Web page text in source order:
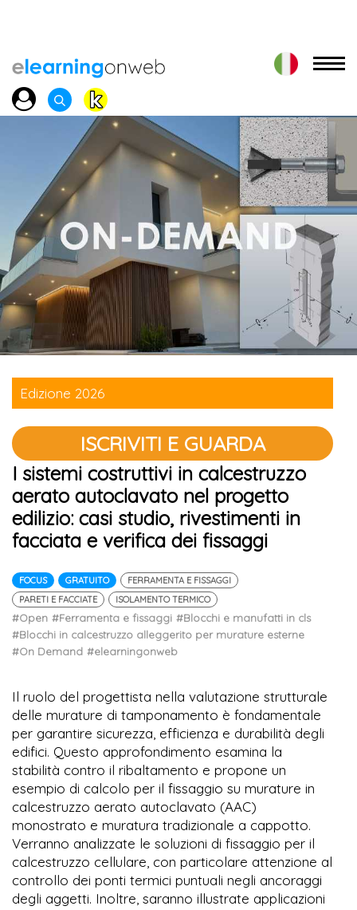
Edizione 2026
ISCRIVITI E GUARDA
I sistemi costruttivi in calcestruzzo
aerato autoclavato nel progetto
edilizio: casi studio, rivestimenti in
facciata e verifica dei fissaggi
FOCUS GRATUITO
FERRAMENTA E FISSAGGI
PARETI E FACCIATE
ISOLAMENTO TERMICO
#Open #Ferramenta e fissaggi #Blocchi e manufatti in cls
#Blocchi in calcestruzzo alleggerito per murature esterne
#On Demand #elearningonweb
Il ruolo del progettista nella valutazione strutturale
delle murature di tamponamento è fondamentale
per garantire sicurezza, efficienza e durabilità degli
edifici. Questo approfondimento esamina la
stabilità contro il ribaltamento e propone un
esempio di calcolo per il fissaggio su murature in
calcestruzzo aerato autoclavato (AAC)
monostrato e muratura tradizionale a cappotto.
Verranno analizzate le soluzioni di fissaggio per il
calcestruzzo cellulare, con particolare attenzione al
controllo dei ponti termici puntuali negli ancoraggi
degli aggetti. Inoltre, saranno illustrate applicazioni